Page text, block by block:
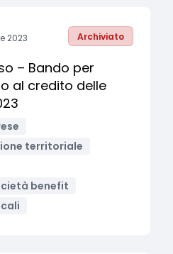
2023 Archiviato
– Bando per
al credito delle
territoriale
benefit